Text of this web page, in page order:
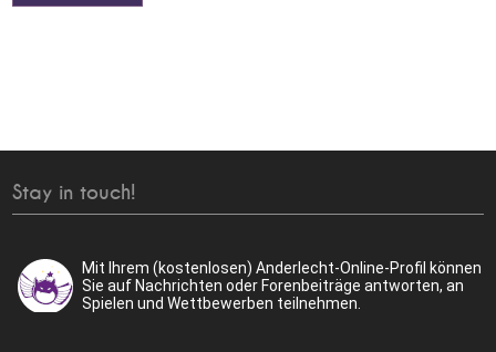
Stay in touch!
Mit Ihrem (kostenlosen) Anderlecht-Online-Profil können
Sie auf Nachrichten oder Forenbeiträge antworten, an
Spielen und Wettbewerben teilnehmen.